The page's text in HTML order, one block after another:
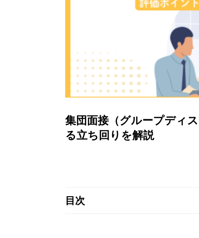
集団面接（グループディ
る立ち回りを解説
目次